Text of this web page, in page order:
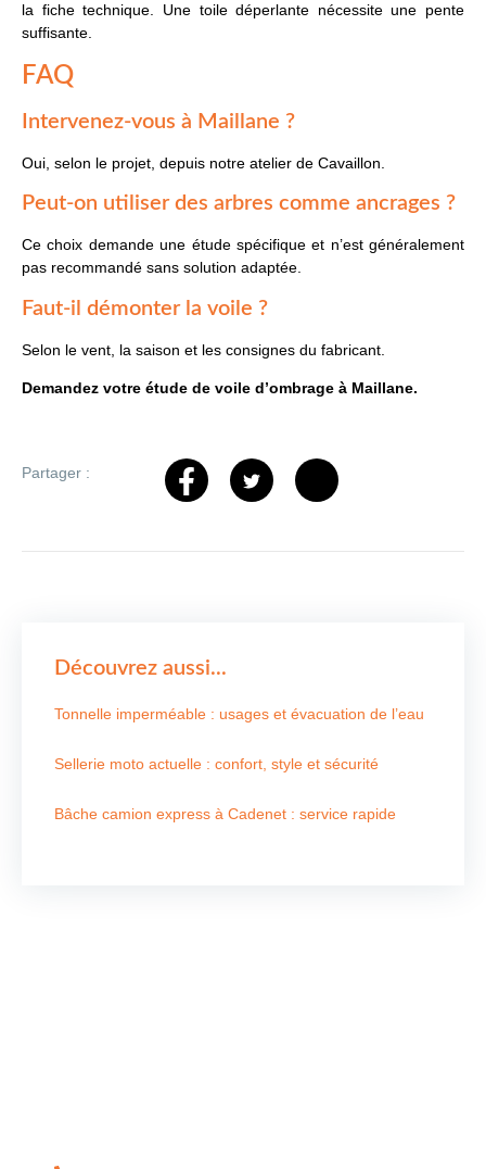
la fiche technique. Une toile déperlante nécessite une pente
suffisante.
FAQ
Intervenez-vous à Maillane ?
Oui, selon le projet, depuis notre atelier de Cavaillon.
Peut-on utiliser des arbres comme ancrages ?
Ce choix demande une étude spécifique et n’est généralement
pas recommandé sans solution adaptée.
Faut-il démonter la voile ?
Selon le vent, la saison et les consignes du fabricant.
Demandez votre étude de voile d’ombrage à Maillane.
Partager :
Découvrez aussi...
Tonnelle imperméable : usages et évacuation de l’eau
Sellerie moto actuelle : confort, style et sécurité
Bâche camion express à Cadenet : service rapide